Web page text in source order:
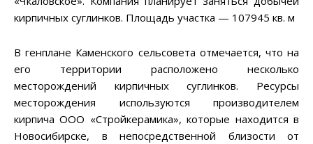
кирпичных суглинков. Площадь участка — 107945 кв. м
В генплане Каменского сельсовета отмечается, что на
его территории расположено несколько
месторождений кирпичных суглинков. Ресурсы
месторождения используются производителем
кирпича ООО «Стройкерамика», которые находится в
Новосибирске, в непосредственной близости от